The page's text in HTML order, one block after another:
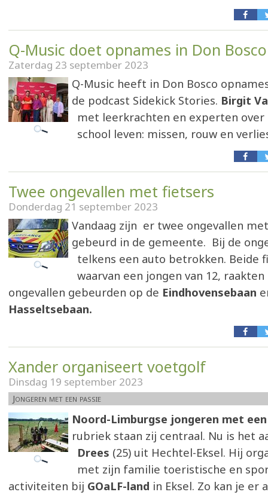
Q-Music doet opnames in Don Bosco
Zaterdag 23 september 2023
Q-Music heeft in Don Bosco
de podcast Sidekick Stories. Birgit
met leerkrachten en experten over
school leven: missen, rouw en
Twee ongevallen met fietsers
Donderdag 21 september 2023
Vandaag zijn er twee ongevallen
gebeurd in de gemeente. Bij de
telkens een auto betrokken. Beide
waarvan een jongen van 12,
ongevallen gebeurden op de Eindhovensebaan
Hasseltsebaan.
Xander organiseert voetgolf
Dinsdag 19 september 2023
Jongeren met een passie
Noord-Limburgse jongeren met
rubriek staan zij centraal. Nu is het
Drees (25) uit Hechtel-Eksel. Hij
met zijn familie toeristische en
activiteiten bij GOaLF-land in Eksel. Zo kan je er